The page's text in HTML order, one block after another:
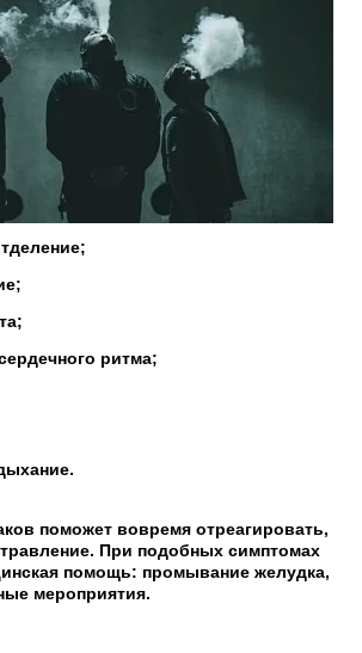
ритма;
поможет вовремя отреагировать,
При подобных симптомах
помощь: промывание желудка,
мероприятия.